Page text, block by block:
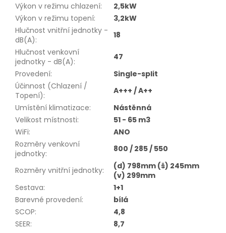
Výkon v režimu chlazení:
2,5kW
Výkon v režimu topení:
3,2kW
Hlučnost vnitřní jednotky -
dB(A):
18
Hlučnost venkovní
jednotky - dB(A):
47
Provedení:
Single-split
Účinnost (Chlazení /
Topení):
A+++ / A++
Umístění klimatizace:
Nástěnná
Velikost místnosti:
51 - 65 m3
WiFi:
ANO
Rozměry venkovní
jednotky: 800 / 285 / 550
Rozměry vnitřní jednotky:
(d) 798mm (š) 245mm
(v) 299mm
Sestava:
1+1
Barevné provedení:
bílá
SCOP:
4,8
SEER: 8,7